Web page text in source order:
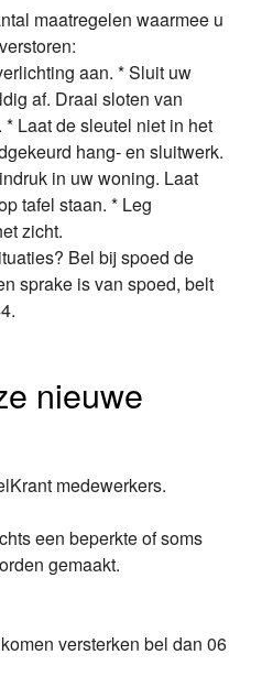
maatregelen waarmee u
aan. * Sluit uw
af. Draai sloten van
Laat de sleutel niet in het
hang- en sluitwerk.
in uw woning. Laat
tafel staan. * Leg
zicht.
Bel bij spoed de
sprake is van spoed, belt
nieuwe
medewerkers.
een beperkte of soms
gemaakt.
versterken bel dan 06